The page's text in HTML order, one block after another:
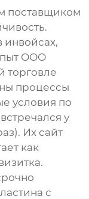
поставщиком
ООО
торговле
процессы
условия по
у
Их сайт
как
с